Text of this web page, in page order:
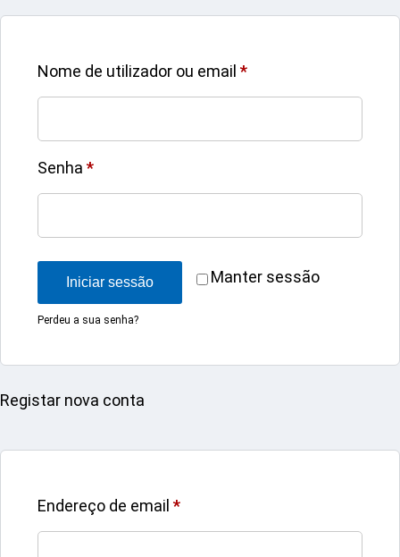
Nome de utilizador ou email *
Senha *
Manter sessão
Iniciar sessão
Perdeu a sua senha?
Registar nova conta
Endereço de email *